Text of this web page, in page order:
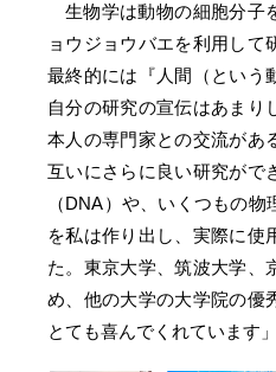
生物学は動物の細胞分子
ョウジョウバエを利用して
最終的には『人間（という
自分の研究の宣伝はあまり
本人の専門家との交流があ
互いにさらに良い研究がで
（DNA）や、いくつもの
を私は作り出し、実際に使
た。東京大学、筑波大学、
め、他の大学の大学院の優
とても喜んでくれています」